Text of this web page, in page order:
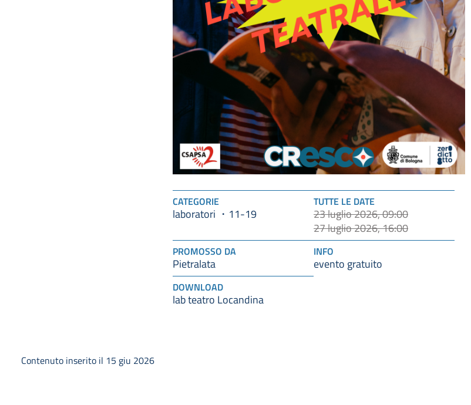
CATEGORIE
laboratori 11-19
TUTTE LE DATE
23 luglio 2026, 09:00
27 luglio 2026, 16:00
PROMOSSO DA
Pietralata
INFO
evento gratuito
DOWNLOAD
lab teatro Locandina
Contenuto inserito il 15 giu 2026